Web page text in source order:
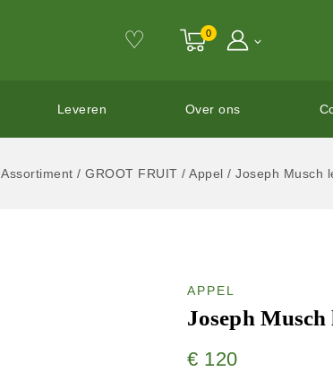
♡ 0
Leveren Over ons
Assortiment / GROOT FRUIT / Appel / Joseph Musch
APPEL
Joseph
€ 120